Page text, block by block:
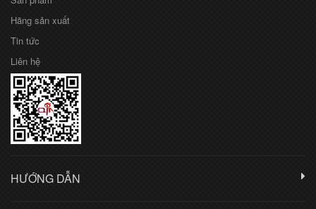
Hãng sản xuất
Tin tức
Liên hệ
HƯỚNG DẪN